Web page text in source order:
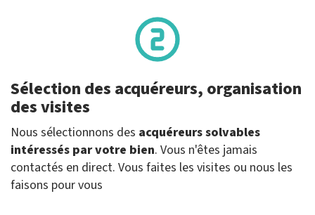
Sélection des acquéreurs, organisation
des visites
Nous sélectionnons des acquéreurs solvables
intéressés par votre bien. Vous n'êtes jamais
contactés en direct. Vous faites les visites ou nous les
faisons pour vous